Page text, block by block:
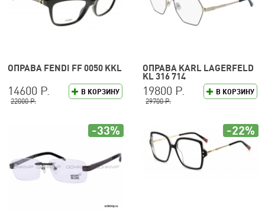
ОПРАВА FENDI FF 0050 KKL
В КОРЗИНУ
14600 Р.
22000 Р.
ОПРАВА KARL LAGERFELD
KL 316 714
В КОРЗИНУ
19800 Р.
29700 Р.
-33% -22%